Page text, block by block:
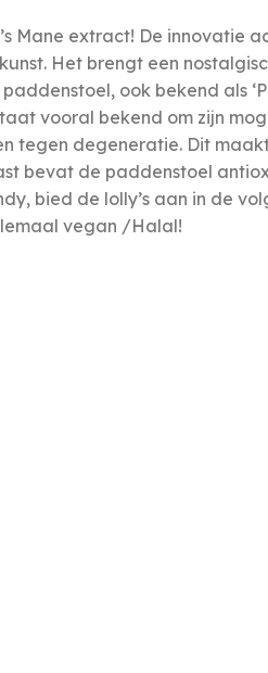
Mane extract! De innovatie
Het brengt een
ook bekend als
vooral bekend om zijn
tegen degeneratie. Dit
bevat de paddenstoel
bied de lolly’s aan in de
vegan /Halal!